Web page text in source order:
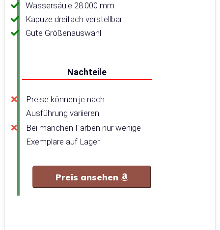
Wassersäule 28.000 mm
Kapuze dreifach verstellbar
Gute Größenauswahl
Nachteile
Preise können je nach
Ausführung variieren
Bei manchen Farben nur wenige
Exemplare auf Lager
Preis ansehen